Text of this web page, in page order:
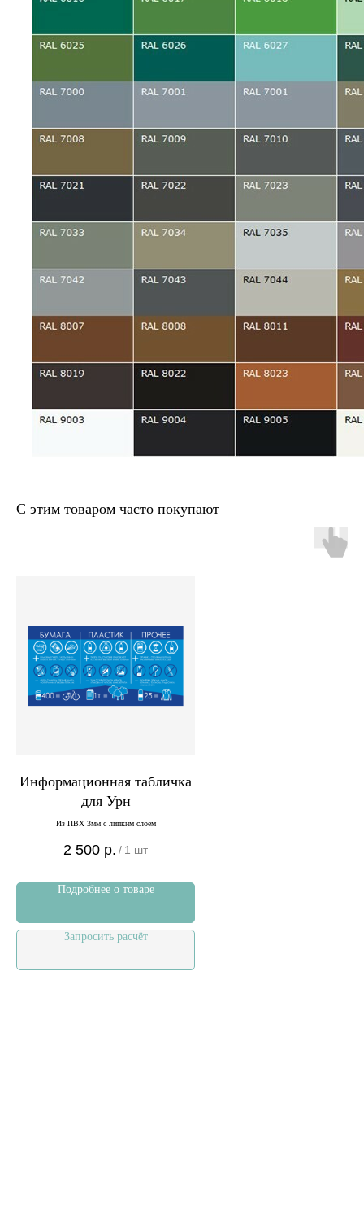
С этим товаром часто покупают
Информационная табличка
для Урн
Из ПВХ 3мм с липким слоем
2 500 р. / 1 шт
Подробнее о товаре
Запросить расчёт